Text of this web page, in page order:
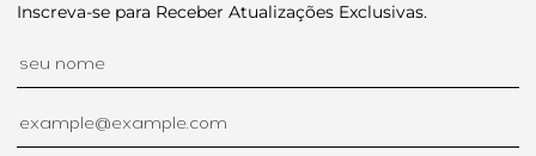
Inscreva-se para Receber Atualizações Exclusivas.